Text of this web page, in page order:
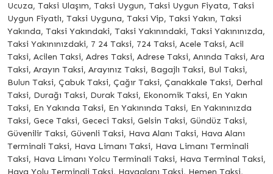
Ucuza, Taksi Ulaşım, Taksi Uygun, Taksi Uygun Fiyata, Taksi
Uygun Fiyatlı, Taksi Uyguna, Taksi Vip, Taksi Yakın, Taksi
Yakında, Taksi Yakındaki, Taksi Yakınındaki, Taksi Yakınınızda,
Taksi Yakınınızdaki, 7 24 Taksi, 724 Taksi, Acele Taksi, Acil
Taksi, Acilen Taksi, Adres Taksi, Adrese Taksi, Anında Taksi, Ara
Taksi, Arayın Taksi, Arayınız Taksi, Bagajlı Taksi, Bul Taksi,
Bulun Taksi, Çabuk Taksi, Çağır Taksi, Çanakkale Taksi, Derhal
Taksi, Durağı Taksi, Durak Taksi, Ekonomik Taksi, En Yakın
Taksi, En Yakında Taksi, En Yakınında Taksi, En Yakınınızda
Taksi, Gece Taksi, Gececi Taksi, Gelsin Taksi, Gündüz Taksi,
Güvenilir Taksi, Güvenli Taksi, Hava Alanı Taksi, Hava Alanı
Terminali Taksi, Hava Limanı Taksi, Hava Limanı Terminali
Taksi, Hava Limanı Yolcu Terminali Taksi, Hava Terminal Taksi,
Hava Yolu Terminali Taksi, Havaalanı Taksi, Hemen Taksi,